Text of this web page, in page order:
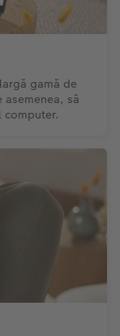
gamă de
să
computer.